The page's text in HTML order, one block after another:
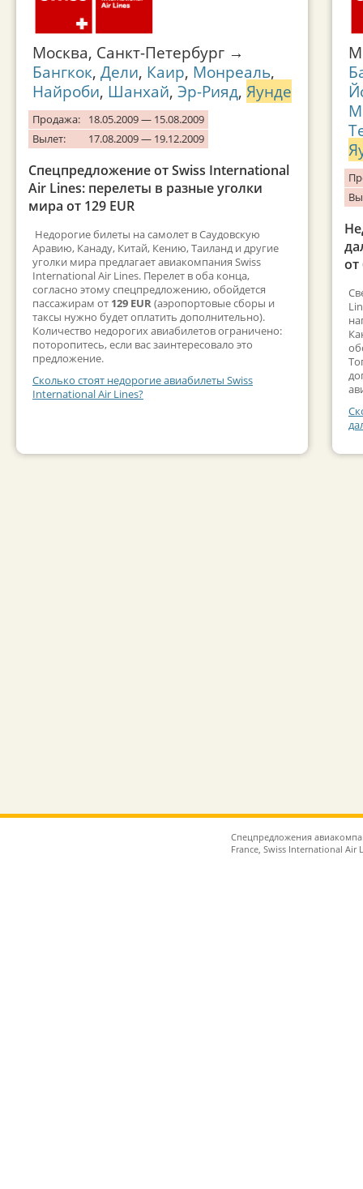
Москва, Санкт-Петербург →
Бангкок, Дели, Каир, Монреаль,
Найроби, Шанхай, Эр-Рияд, Яунде
Продажа:
18.05.2009 — 15.08.2009
Вылет:
17.08.2009 — 19.12.2009
Спецпредложение от Swiss International
Air Lines: перелеты в разные уголки
мира от 129 EUR
Недорогие билеты на самолет в Саудовскую
Аравию, Канаду, Китай, Кению, Таиланд и другие
уголки мира предлагает авиакомпания Swiss
International Air Lines. Перелет в оба конца,
согласно этому спецпредложению, обойдется
пассажирам от 129 EUR(аэропортовые сборы и
таксы нужно будет оплатить дополнительно).
Количество недорогих авиабилетов ограничено:
поторопитесь, если вас заинтересовало это
предложение.
Сколько стоят недорогие авиабилеты Swiss
International Air Lines?
от
Спецпредложения
France, Swiss International Air